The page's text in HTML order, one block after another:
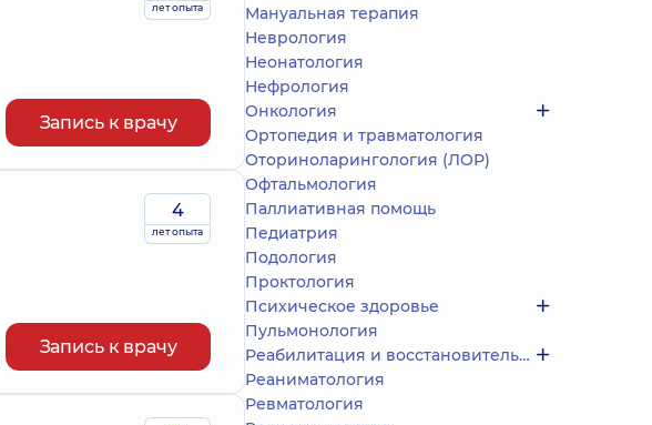
лет опыта
Запись к врачу
4
лет опыта
Запись к врачу
Мануальная терапия
Неврология
Неонатология
Нефрология
Онкология
Ортопедия и травматология
Оториноларингология (ЛОР)
Офтальмология
Паллиативная помощь
Педиатрия
Подология
Проктология
Психическое здоровье
Пульмонология
Реабилитация и восстановительное лечение
Реаниматология
Ревматология